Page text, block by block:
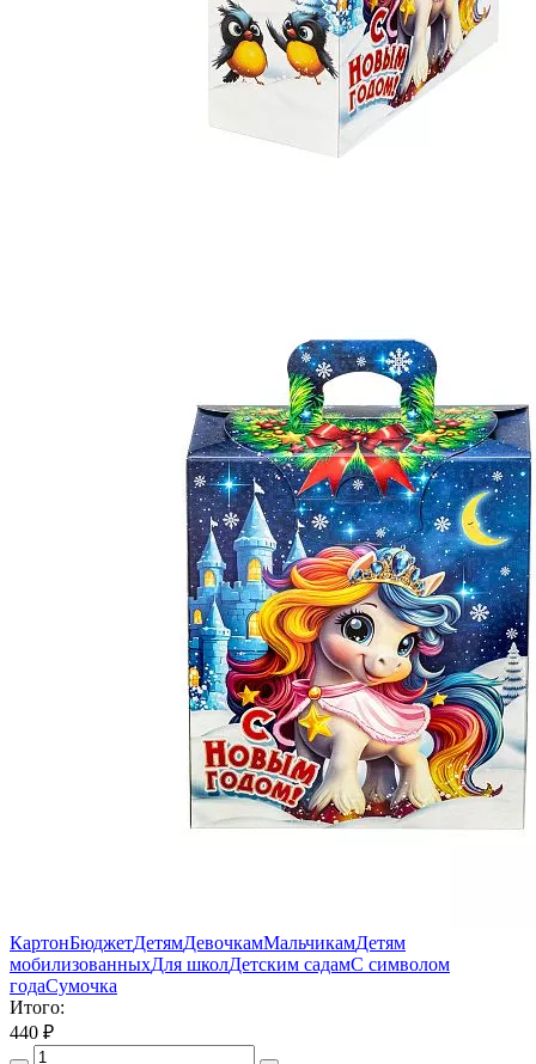
КартонБюджетДетямДевочкамМальчикамДетям
мобилизованныхДля школДетским садамС символом
годаСумочка
Итого:
440 ₽